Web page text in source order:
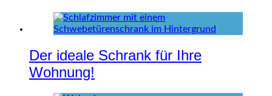
Der ideale Schrank für Ihre
Wohnung!